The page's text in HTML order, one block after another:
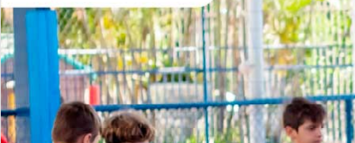
Lista de vídeos